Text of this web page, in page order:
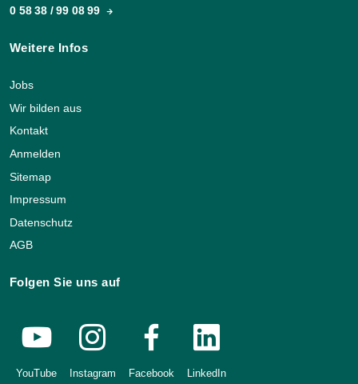
0 58 38 / 99 08 99
Weitere Infos
Jobs
Wir bilden aus
Kontakt
Anmelden
Sitemap
Impressum
Datenschutz
AGB
Folgen Sie uns auf
YouTube Instagram Facebook LinkedIn